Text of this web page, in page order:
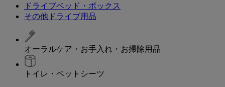
ドライブベッド・ボックス
その他ドライブ用品
オーラルケア・お手入れ・お掃除用品
トイレ・ペットシーツ